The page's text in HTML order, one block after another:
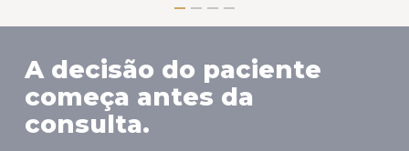
A decisão do paciente
começa antes da
consulta.